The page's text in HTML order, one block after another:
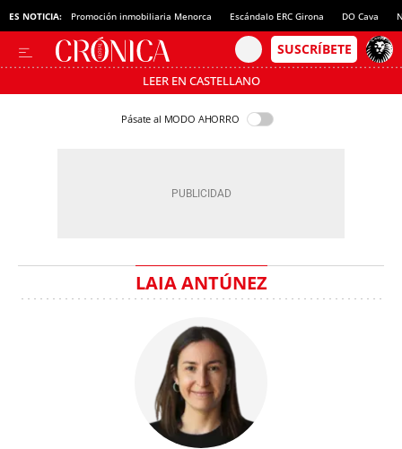
ES NOTICIA: Promoción inmobiliaria Menorca Escándalo ERC Girona DO Cava
LEER EN CASTELLANO
Pásate al MODO AHORRO
LAIA ANTÚNEZ